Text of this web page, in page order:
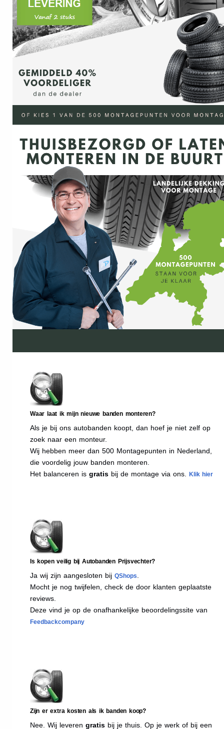
Waar laat ik mijn nieuwe banden monteren?
Als je bij ons autobanden koopt, dan hoef je niet zelf op
zoek naar een monteur.
Wij hebben meer dan 500 Montagepunten in Nederland,
die voordelig jouw banden monteren.
Het balanceren is gratis bij de montage via ons. Klik hier
Is kopen veilig bij Autobanden Prijsvechter?
Ja wij zijn aangesloten bij QShops
Mocht je nog twijfelen, check de door klanten geplaatste
reviews.
Deze vind je op de onafhankelijke beoordelingssite van
Feedbackcompany
Zijn er extra kosten als ik banden koop?
Nee. Wij leveren gratis bij je thuis. Op je werk of bij een